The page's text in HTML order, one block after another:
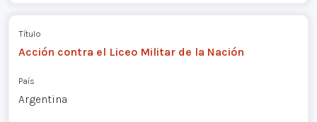
Título
Acción contra el Liceo Militar de la Nación
País
Argentina